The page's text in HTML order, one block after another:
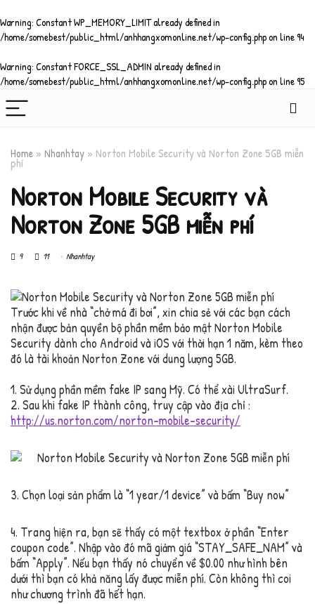
Warning: Constant WP_MEMORY_LIMIT already defined in
/home/somebest/public_html/anhhangxomonline.net/wp-config.phpon line94
Warning: Constant FORCE_SSL_ADMIN already defined in
/home/somebest/public_html/anhhangxomonline.net/wp-config.phpon line95
Home » Nhanhtay » Norton Mobile Security và Norton Zone 5GB miễn
phí
Norton Mobile Security và
Norton Zone 5GB miễn phí
9 11 Nhanhtay
Trước khi về nhà “chở má đi bơi”, xin chia sẻ với các bạn cách
nhận được bản quyền bộ phần mềm bảo mật Norton Mobile
Security dành cho Android và iOS với thời hạn 1 năm, kèm theo
đó là tài khoản Norton Zone với dung lượng 5GB.
1. Sử dụng phần mềm fake IP sang Mỹ. Có thể xài UltraSurf.
2. Sau khi fake IP thành công, truy cập vào địa chỉ :
http://us.norton.com/norton-mobile-security/
3. Chọn loại sản phẩm là “1 year/1 device” và bấm “Buy now”
4. Trang hiện ra, bạn sẽ thấy có một textbox ở phần “Enter
coupon code”. Nhập vào đó mã giảm giá “STAY_SAFE_NAM” và
bấm “Apply”. Nếu bạn thấy nó chuyển về $0.00 như hình bên
dưới thì bạn có khả năng lấy được miễn phí. Còn không thì coi
như chương trình đã hết hạn.